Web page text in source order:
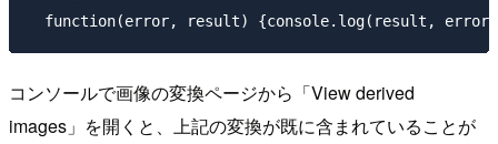
コンソールで画像の変換ページから「View derived
images」を開くと、上記の変換が既に含まれていることが